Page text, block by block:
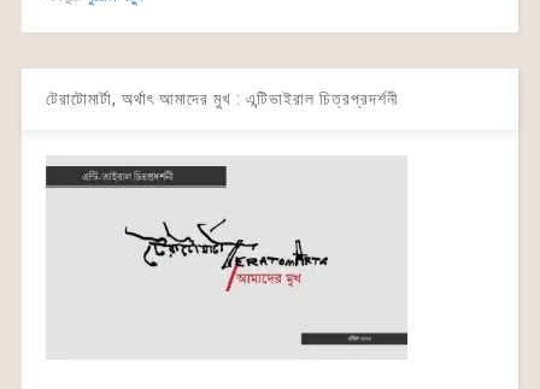
টেরাটোমার্টা, অর্থাৎ আমাদের মুখ : এন্টিভাইরাল চিত্রপ্রদর্শনী